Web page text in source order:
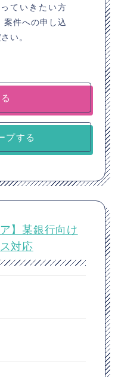
ていきたい方
案件への申し込
い。
プする
】某銀行向け
対応